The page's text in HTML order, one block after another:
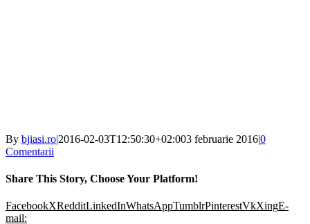
By bjiasi.ro|2016-02-03T12:50:30+02:003 februarie 2016|0
Comentarii
Share This Story, Choose Your Platform!
FacebookXRedditLinkedInWhatsAppTumblrPinterestVkXingE-
mail: